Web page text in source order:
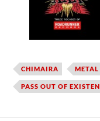
CHIMAIRA METAL
PASS OUT OF